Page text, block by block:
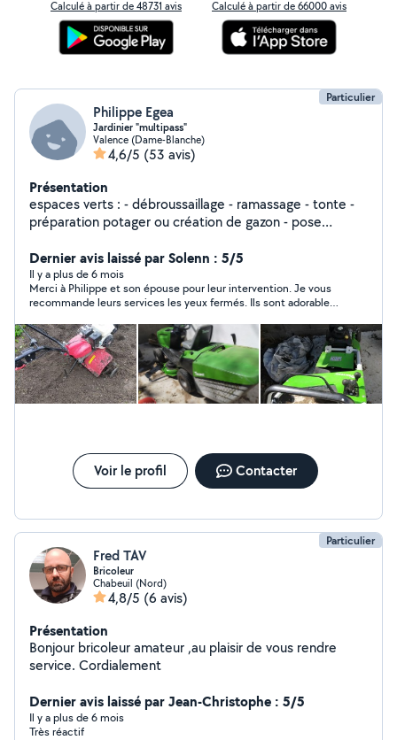
Calculé à partir de 48731 avis Calculé à partir de 66000 avis
Particulier
Philippe Egea
Jardinier "multipass"
Valence (Dame-Blanche)
4,6/5 (53 avis)
Présentation
espaces verts : - débroussaillage - ramassage - tonte -
préparation potager ou création de gazon - pose
enlèvement encombrants et déchets verts: déchetterie
je dispose de tous les outils de jardin : motoculteur,
tondeuse, tracteur autoportée, débroussailleuse, taille
haie, tronçonneuse, souffleur etc. J'effectue également
tous types de travaux en intérieur et extérieur d'habitat
sur devis , travail minutieux. conciergerie, je me déplace
à votre convenance pour vous faire un devis détaillé
gratuitement. bien cordialement Philippe
Dernier avis laissé par Solenn : 5/5
Il y a plus de 6 mois
Merci à Philippe et son épouse pour leur intervention. Je vous
recommande leurs services les yeux fermés. Ils sont adorables
nettoyé, et j’ai pu bénéficier des précieux conseils de Philippe
concernant l’entretien. Merci encore à tous les deux.
Voir le profil Contacter
Particulier
Fred TAV
Bricoleur
Chabeuil (Nord)
4,8/5 (6 avis)
Présentation
Bonjour bricoleur amateur ,au plaisir de vous rendre
service. Cordialement
Dernier avis laissé par Jean-Christophe : 5/5
Il y a plus de 6 mois
Très réactif